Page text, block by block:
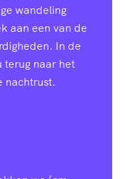
wandeling
aan een van de
In de
terug naar het
nachtrust.